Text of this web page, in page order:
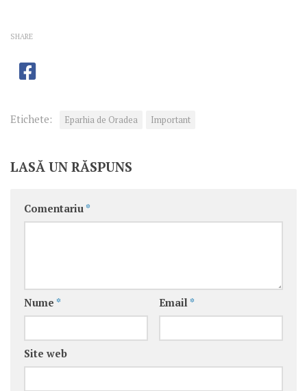
SHARE
Etichete: Eparhia de Oradea Important
LASĂ UN RĂSPUNS
Comentariu *
Nume * Email *
Site web